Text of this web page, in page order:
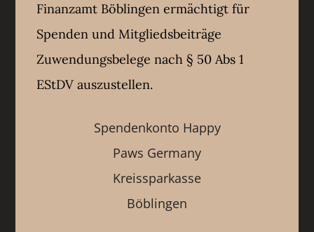
Finanzamt Böblingen ermächtigt für
Spenden und Mitgliedsbeiträge
Zuwendungsbelege nach § 50 Abs 1
EStDV auszustellen.
Spendenkonto Happy
Paws Germany
Kreissparkasse
Böblingen